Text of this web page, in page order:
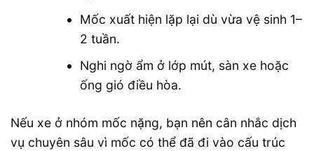
Mốc xuất hiện lặp lại dù vừa vệ sinh 1–
2 tuần.
Nghi ngờ ẩm ở lớp mút, sàn xe hoặc
ống gió điều hòa.
Nếu xe ở nhóm mốc nặng, bạn nên cân nhắc dịch
vụ chuyên sâu vì mốc có thể đã đi vào cấu trúc